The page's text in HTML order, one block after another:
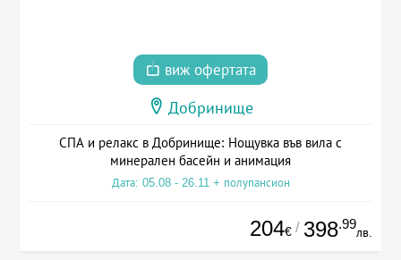
виж офертата
Добринище
СПА и релакс в Добринище: Нощувка във вила с
минерален басейн и анимация
Дата: 05.08 - 26.11 + полупансион
204€ / 398.99
лв.